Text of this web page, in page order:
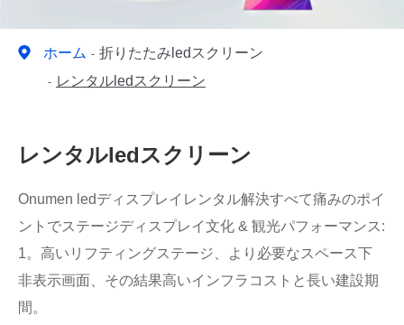
ホーム
折りたたみledスクリーン
レンタルledスクリーン
レンタルledスクリーン
Onumen ledディスプレイレンタル解決すべて痛みのポイ
ントでステージディスプレイ文化 & 観光パフォーマンス:
1。高いリフティングステージ、より必要なスペース下
非表示画面、その結果高いインフラコストと長い建設期
間。